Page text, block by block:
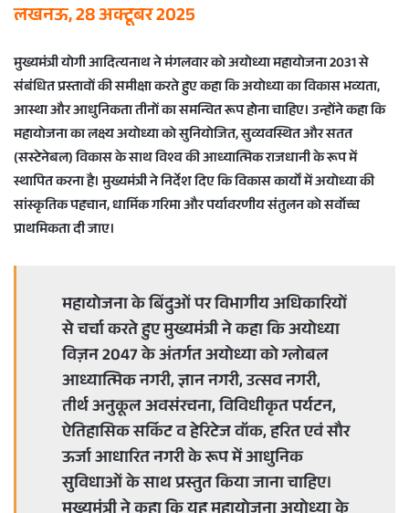
लखनऊ, 28 अक्टूबर 2025
मुख्यमंत्री योगी आदित्यनाथ ने मंगलवार को अयोध्या महायोजना 2031 से
संबंधित प्रस्तावों की समीक्षा करते हुए कहा कि अयोध्या का विकास भव्यता,
आस्था और आधुनिकता तीनों का समन्वित रूप होना चाहिए। उन्होंने कहा कि
महायोजना का लक्ष्य अयोध्या को सुनियोजित, सुव्यवस्थित और सतत
(सस्टेनेबल) विकास के साथ विश्व की आध्यात्मिक राजधानी के रूप में
स्थापित करना है। मुख्यमंत्री ने निर्देश दिए कि विकास कार्यों में अयोध्या की
सांस्कृतिक पहचान, धार्मिक गरिमा और पर्यावरणीय संतुलन को सर्वोच्च
प्राथमिकता दी जाए।
महायोजना के बिंदुओं पर विभागीय अधिकारियों
से चर्चा करते हुए मुख्यमंत्री ने कहा कि अयोध्या
विज़न 2047 के अंतर्गत अयोध्या को ग्लोबल
आध्यात्मिक नगरी, ज्ञान नगरी, उत्सव नगरी,
तीर्थ अनुकूल अवसंरचना, विविधीकृत पर्यटन,
ऐतिहासिक सर्किट व हेरिटेज वॉक, हरित एवं सौर
ऊर्जा आधारित नगरी के रूप में आधुनिक
सुविधाओं के साथ प्रस्तुत किया जाना चाहिए।